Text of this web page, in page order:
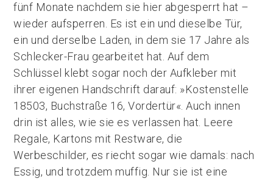
fünf Monate nachdem sie hier abgesperrt hat –
wieder aufsperren. Es ist ein und dieselbe Tür,
ein und derselbe Laden, in dem sie 17 Jahre als
Schlecker-Frau gearbeitet hat. Auf dem
Schlüssel klebt sogar noch der Aufkleber mit
ihrer eigenen Handschrift darauf: »Kostenstelle
18503, Buchstraße 16, Vordertür«. Auch innen
drin ist alles, wie sie es verlassen hat. Leere
Regale, Kartons mit Restware, die
Werbeschilder, es riecht sogar wie damals: nach
Essig, und trotzdem muffig. Nur sie ist eine